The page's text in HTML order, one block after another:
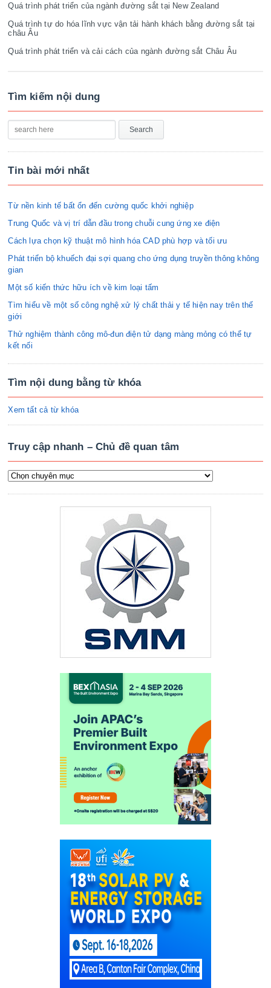
Quá trình phát triển của ngành đường sắt tại New Zealand
Quá trình tự do hóa lĩnh vực vận tải hành khách bằng đường sắt tại
châu Âu
Quá trình phát triển và cải cách của ngành đường sắt Châu Âu
Tìm kiếm nội dung
Tin bài mới nhất
Từ nền kinh tế bất ổn đến cường quốc khởi nghiệp
Trung Quốc và vị trí dẫn đầu trong chuỗi cung ứng xe điện
Cách lựa chọn kỹ thuật mô hình hóa CAD phù hợp và tối ưu
Phát triển bộ khuếch đại sợi quang cho ứng dụng truyền thông không
gian
Một số kiến thức hữu ích về kim loại tấm
Tìm hiểu về một số công nghệ xử lý chất thải y tế hiện nay trên thế
giới
Thử nghiệm thành công mô-đun điện tử dạng màng mỏng có thể tự
kết nối
Tìm nội dung bằng từ khóa
Xem tất cả từ khóa
Truy cập nhanh – Chủ đề quan tâm